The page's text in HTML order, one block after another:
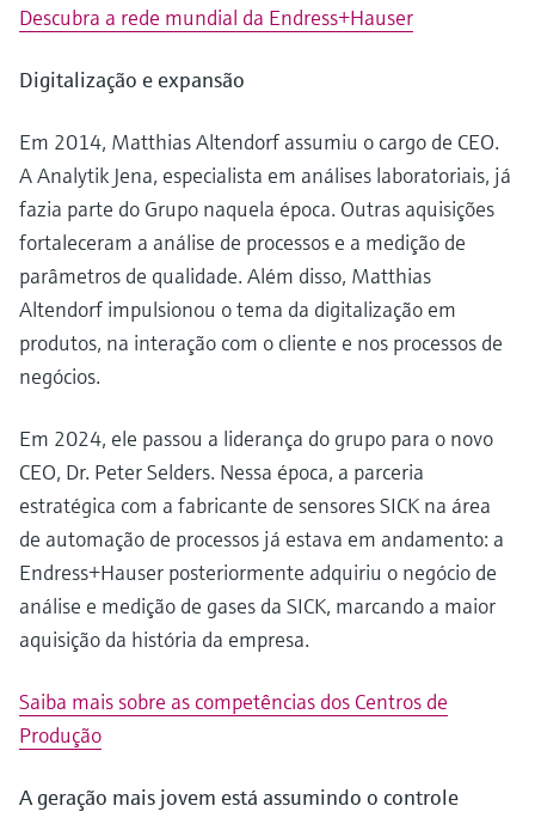
Descubra a rede mundial da Endress+Hauser
Digitalização e expansão
Em 2014, Matthias Altendorf assumiu o cargo de CEO.
A Analytik Jena, especialista em análises laboratoriais, já
fazia parte do Grupo naquela época. Outras aquisições
fortaleceram a análise de processos e a medição de
parâmetros de qualidade. Além disso, Matthias
Altendorf impulsionou o tema da digitalização em
produtos, na interação com o cliente e nos processos de
negócios.
Em 2024, ele passou a liderança do grupo para o novo
CEO, Dr. Peter Selders. Nessa época, a parceria
estratégica com a fabricante de sensores SICK na área
de automação de processos já estava em andamento: a
Endress+Hauser posteriormente adquiriu o negócio de
análise e medição de gases da SICK, marcando a maior
aquisição da história da empresa.
Saiba mais sobre as competências dos Centros de
Produção
A geração mais jovem está assumindo o controle